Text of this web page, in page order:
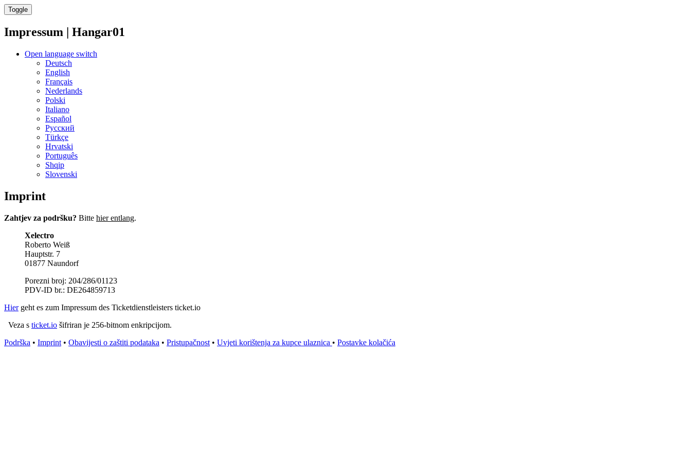
Toggle
Impressum | Hangar01
Open language switch
Deutsch
English
Français
Nederlands
Polski
Italiano
Español
Русский
Türkçe
Hrvatski
Português
Shqip
Slovenski
Imprint
Zahtjev za podršku? Bitte hier entlang.
Xelectro
Roberto Weiß
Hauptstr. 7
01877 Naundorf
Porezni broj: 204/286/01123
PDV-ID br.: DE264859713
Hiergeht es zum Impressum des Ticketdienstleisters ticket.io
Veza s ticket.io šifriran je 256-bitnom enkripcijom.
Podrška • Imprint • Obavijesti o zaštiti podataka • Pristupačnost • Uvjeti korištenja za kupce ulaznica • Postavke kolačića